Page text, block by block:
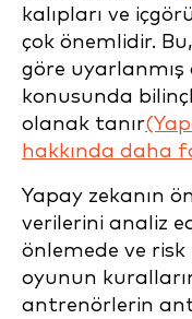
kalıpları ve
çok önemlidir.
göre
konusunda
olanak tanır
hakkında daha
Yapay zekanın
verilerini analiz
önlemede ve
oyunun
antrenörlerin